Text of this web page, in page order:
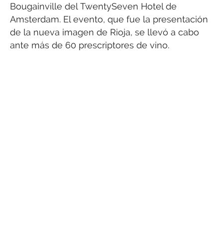
Bougainville del TwentySeven Hotel de
Amsterdam. El evento, que fue la presentación
de la nueva imagen de Rioja, se llevó a cabo
ante más de 60 prescriptores de vino.